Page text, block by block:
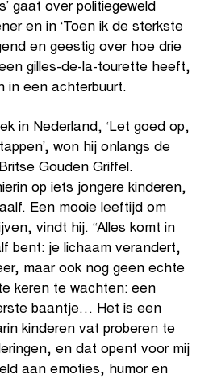
gaat over politiegeweld
en in ‘Toen ik de sterkste
en geestig over hoe drie
gilles-de-la-tourette heeft,
in een achterbuurt.
in Nederland, ‘Let goed op,
won hij onlangs de
Gouden Griffel.
op iets jongere kinderen,
Een mooie leeftijd om
vindt hij. “Alles komt in
bent: je lichaam verandert,
maar ook nog geen echte
keren te wachten: een
baantje… Het is een
kinderen vat proberen te
en dat opent voor mij
aan emoties, humor en